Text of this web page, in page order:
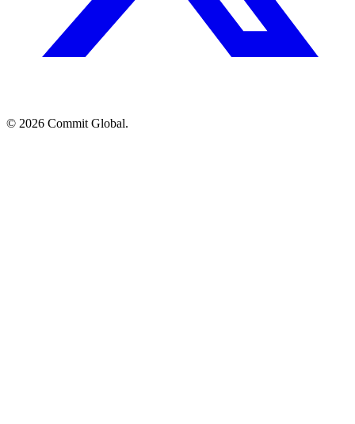
© 2026 Commit Global.